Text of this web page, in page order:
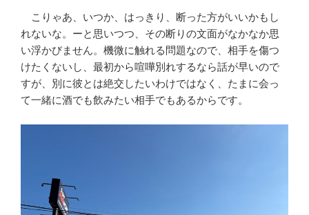
こりゃあ、いつか、はっきり、断った方がいいかもし
れないな。ーと思いつつ、その断りの文面がなかなか思
い浮かびません。機微に触れる問題なので、相手を傷つ
けたくないし、最初から喧嘩別れするなら話が早いので
すが、別に彼とは絶交したいわけではなく、たまに会っ
て一緒に酒でも飲みたい相手でもあるからです。